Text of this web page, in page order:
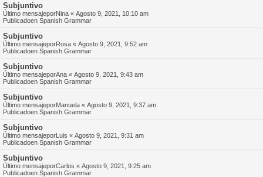
Subjuntivo
Último mensajeporNina « Agosto 9, 2021, 10:10 am
Publicadoen Spanish Grammar
Subjuntivo
Último mensajeporRosa « Agosto 9, 2021, 9:52 am
Publicadoen Spanish Grammar
Subjuntivo
Último mensajeporAna « Agosto 9, 2021, 9:43 am
Publicadoen Spanish Grammar
Subjuntivo
Último mensajeporManuela « Agosto 9, 2021, 9:37 am
Publicadoen Spanish Grammar
Subjuntivo
Último mensajeporLuis « Agosto 9, 2021, 9:31 am
Publicadoen Spanish Grammar
Subjuntivo
Último mensajeporCarlos « Agosto 9, 2021, 9:25 am
Publicadoen Spanish Grammar